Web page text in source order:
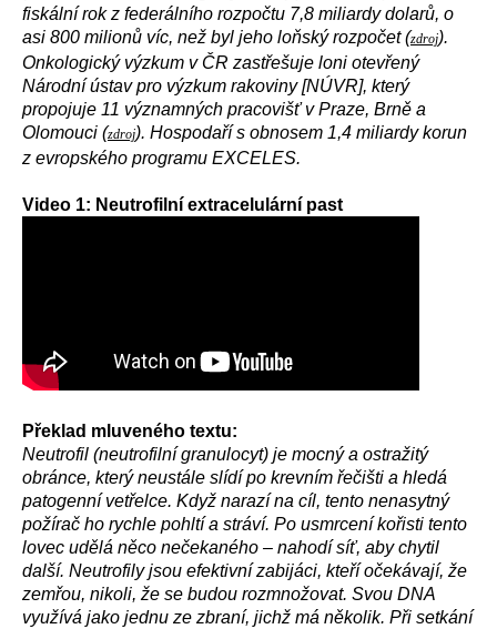
fiskální rokz federálního rozpočtu 7,8 miliardy dolarů, o
asi 800 milionů víc, než byl jeho loňský rozpočet (zdroj).
Onkologický výzkum v ČR zastřešuje loni otevřený
Národní ústav pro výzkum rakoviny [NÚVR], který
propojuje 11 významných pracovišť v Praze, Brně a
Olomouci (zdroj). Hospodaří s obnosem 1,4 miliardy korun
z evropského programu EXCELES.
Video 1: Neutrofilní extracelulární past
Překlad mluveného textu:
Neutrofil (neutrofilní granulocyt) je mocný a ostražitý
obránce, který neustále slídí po krevním řečišti a hledá
patogenní vetřelce. Když narazí na cíl, tento nenasytný
požírač ho rychle pohltí a stráví. Po usmrcení kořisti tento
lovec udělá něco nečekaného – nahodí síť, aby chytil
další. Neutrofily jsou efektivní zabijáci, kteří očekávají, že
zemřou, nikoli, že se budou rozmnožovat. Svou DNA
využívá jako jednu ze zbraní, jichž má několik. Při setkání